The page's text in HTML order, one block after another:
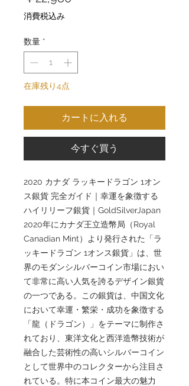
消費税込み
数量 *
在庫残り4点
カートに入れる
今すぐ買う
2020 カナダ ラッキードラゴン 1オン
ス銀貨 完全ガイド｜幸運を象徴する
ハイリリーフ銀貨｜GoldSilverJapan
2020年にカナダ王立造幣局（Royal
Canadian Mint）より発行された「ラ
ッキードラゴン 1オンス銀貨」は、世
界のモダンシルバーコイン市場におい
て非常に高い人気を誇るデザイン銀貨
の一つである。この銀貨は、中国文化
において幸運・繁栄・成功を象徴する
「龍（ドラゴン）」をテーマに制作さ
れており、東洋文化と西洋造幣技術が
融合した芸術性の高いシルバーコイン
として世界中のコレクターから注目さ
れている。特に本コイン最大の魅力